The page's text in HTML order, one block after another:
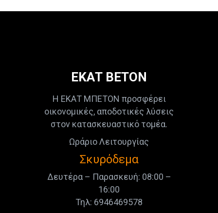
ΕΚΑΤ ΒΕΤΟΝ
Η ΕΚΑΤ ΜΠΕΤΟΝ προσφέρει
οικονομικές, αποδοτικές λύσεις
στον κατασκευαστικό τομέα.
Ωράριο Λειτουργίας
Σκυρόδεμα
Δευτέρα – Παρασκευή: 08:00 –
16:00
Τηλ: 6946469578